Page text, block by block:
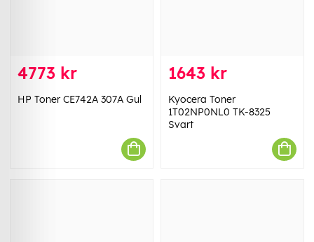
4773 kr
HP Toner CE742A 307A Gul
1643 kr
Kyocera Toner
1T02NP0NL0 TK-8325
Svart